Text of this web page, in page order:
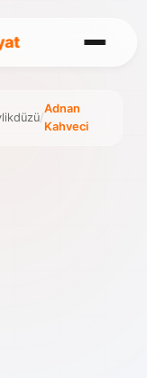
/
Adnan
Kahveci